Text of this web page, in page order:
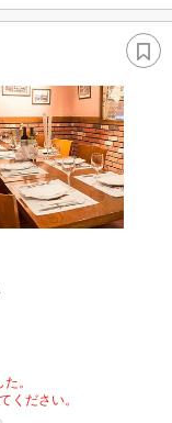
。
ください。